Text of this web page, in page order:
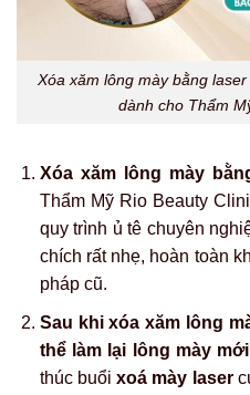
Xóa xăm lông mày bằng
dành cho Thẩm
Xóa xăm lông mày
Thẩm Mỹ Rio Beauty
quy trình ủ tê chuyên
chích rất nhẹ, hoàn toàn
pháp cũ.
Sau khi xóa xăm lông
thể làm lại lông mày
thúc buổixoá mày laser